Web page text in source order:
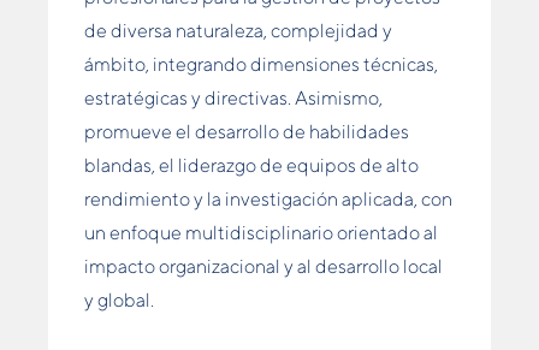
de diversa naturaleza, complejidad y
ámbito, integrando dimensiones técnicas,
estratégicas y directivas. Asimismo,
promueve el desarrollo de habilidades
blandas, el liderazgo de equipos de alto
rendimiento y la investigación aplicada, con
un enfoque multidisciplinario orientado al
impacto organizacional y al desarrollo local
y global.